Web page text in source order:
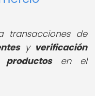
transacciones de
y verificación
en el